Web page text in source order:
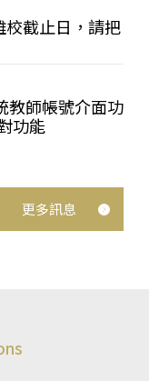
截止日，請把
師帳號介面功
功能
更多訊息